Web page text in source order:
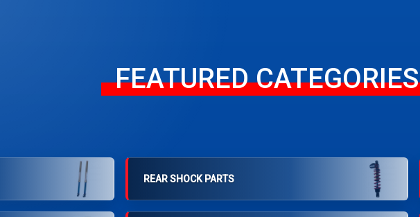
FEATURED CATEGORIES
REAR SHOCK PARTS